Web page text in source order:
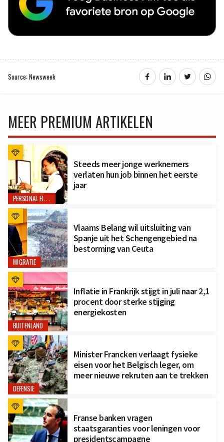
Source: Newsweek
MEER PREMIUM ARTIKELEN
PERSONAL FINANCE
Steeds meer jonge werknemers
verlaten hun job binnen het eerste
jaar
MIGRATIE
Vlaams Belang wil uitsluiting van
Spanje uit het Schengengebied na
bestorming van Ceuta
BUITENLAND
Inflatie in Frankrijk stijgt in juli naar 2,1
procent door sterke stijging
energiekosten
DEFENSIE
Minister Francken verlaagt fysieke
eisen voor het Belgisch leger, om
meer nieuwe rekruten aan te trekken
Franse banken vragen
staatsgaranties voor leningen voor
presidentscampagne